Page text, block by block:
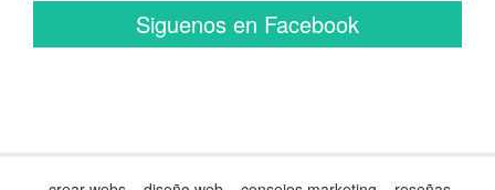
Siguenos en Facebook